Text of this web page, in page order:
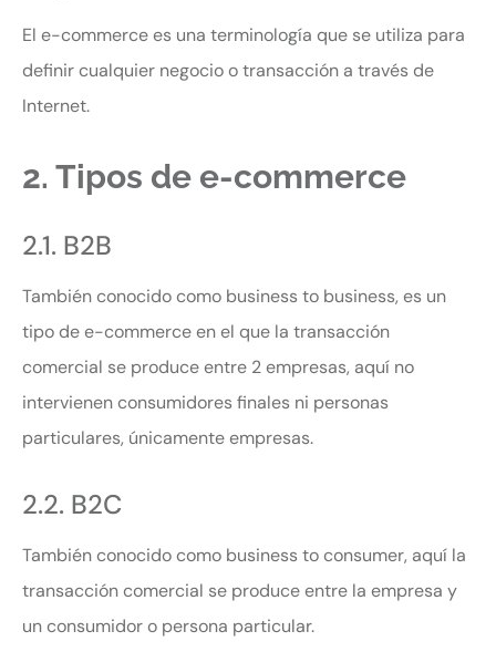
El e-commerce es una terminología que se utiliza para
definir cualquier negocio o transacción a través de
Internet.
2. Tipos de e-commerce
2.1. B2B
También conocido como business to business, es un
tipo de e-commerce en el que la transacción
comercial se produce entre 2 empresas, aquí no
intervienen consumidores finales ni personas
particulares, únicamente empresas.
2.2. B2C
También conocido como business to consumer, aquí la
transacción comercial se produce entre la empresa y
un consumidor o persona particular.